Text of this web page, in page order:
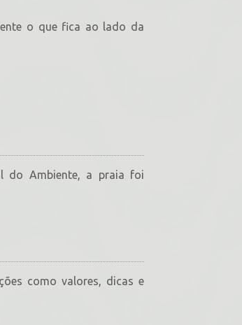
o que fica ao lado da
do Ambiente, a praia foi
como valores, dicas e